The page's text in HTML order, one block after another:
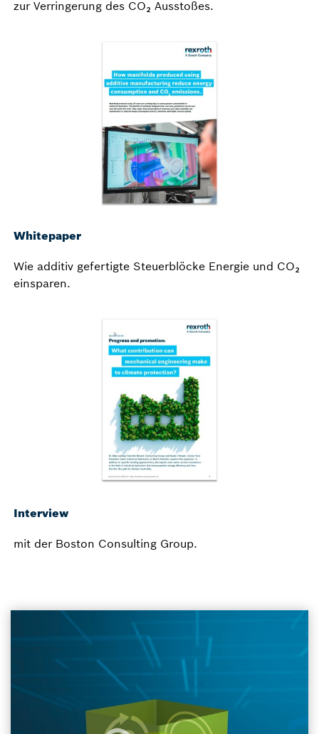
zur Verringerung des CO₂ Ausstoßes.
Whitepaper
Wie additiv gefertigte Steuerblöcke Energie und CO₂
einsparen.
Interview
mit der Boston Consulting Group.